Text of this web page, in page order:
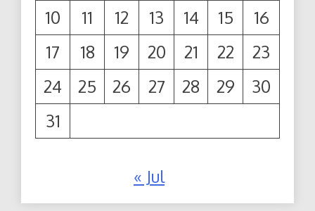
10
11 12 13 14 15
16
17
18 19 20 21 22
23
24
25 26 27 28 29
30
31
« Jul